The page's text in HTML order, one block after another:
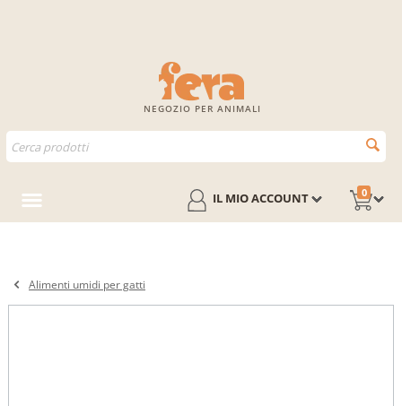
NEGOZIO PER ANIMALI
0
IL MIO ACCOUNT
Alimenti umidi per gatti